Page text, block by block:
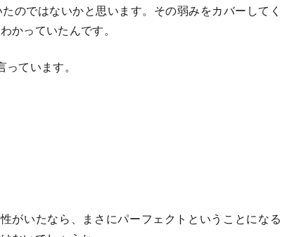
のではないかと思います。その弱みをカバーしてく
かっていたんです。
ています。
がいたなら、まさにパーフェクトということになる